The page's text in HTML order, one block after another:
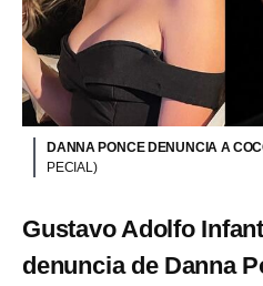
DANNA PONCE DENUNCIA A
PECIAL)
Gustavo Adolfo
denuncia de Danna